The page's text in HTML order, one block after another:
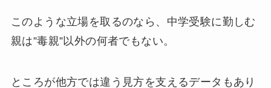
このような立場を取るのなら、中学受験に勤しむ
親は”毒親”以外の何者でもない。
ところが他方では違う見方を支えるデータもあり